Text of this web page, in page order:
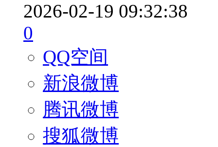
2026-02-19 09:32:38
0
QQ空间
新浪微博
腾讯微博
搜狐微博